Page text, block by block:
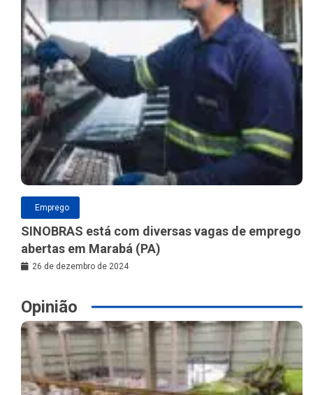
Emprego
SINOBRAS está com diversas vagas de emprego
abertas em Marabá (PA)
26 de dezembro de 2024
Opinião